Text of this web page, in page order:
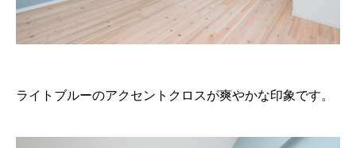
ライトブルーのアクセントクロスが爽やかな印象です。